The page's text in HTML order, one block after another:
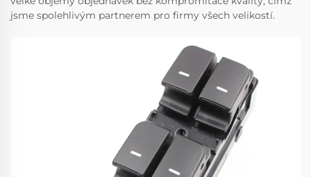
jsme spolehlivým partnerem pro firmy všech velikostí.